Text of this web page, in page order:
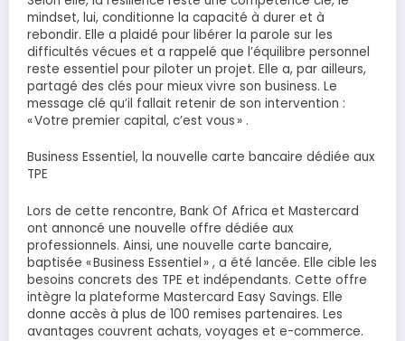
mindset, lui, conditionne la capacité à durer et à
rebondir. Elle a plaidé pour libérer la parole sur les
difficultés vécues et a rappelé que l’équilibre personnel
reste essentiel pour piloter un projet. Elle a, par ailleurs,
partagé des clés pour mieux vivre son business. Le
message clé qu’il fallait retenir de son intervention :
« Votre premier capital, c’est vous » .
Business Essentiel, la nouvelle carte bancaire dédiée aux
TPE
Lors de cette rencontre, Bank Of Africa et Mastercard
ont annoncé une nouvelle offre dédiée aux
professionnels. Ainsi, une nouvelle carte bancaire,
baptisée « Business Essentiel » , a été lancée. Elle cible les
besoins concrets des TPE et indépendants. Cette offre
intègre la plateforme Mastercard Easy Savings. Elle
donne accès à plus de 100 remises partenaires. Les
avantages couvrent achats, voyages et e-commerce.